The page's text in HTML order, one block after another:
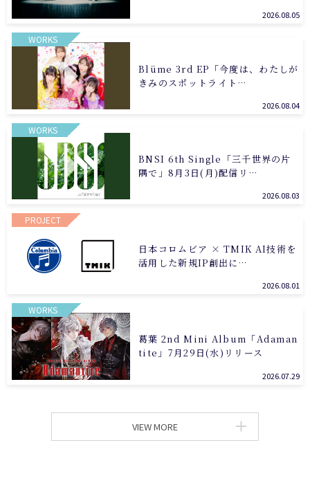
2026.08.05
WORKS
Blüme 3rd EP「今度は、わたしが
きみのスポットライト…
2026.08.04
WORKS
BNSI 6th Single「三千世界の片
隅で」8月3日(月)配信リ…
2026.08.03
PROJECT
日本コロムビア × TMIK AI技術を
活用した新規IP創出に…
2026.08.01
WORKS
葛葉 2nd Mini Album「Adaman
tite」7月29日(水)リリース
2026.07.29
VIEW MORE